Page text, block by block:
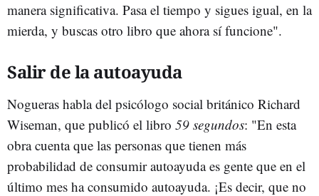
manera significativa. Pasa el tiempo y sigues igual, en la
mierda, y buscas otro libro que ahora sí funcione".
Salir de la autoayuda
Nogueras habla del psicólogo social británico Richard
Wiseman, que publicó el libro 59 segundos: "En esta
obra cuenta que las personas que tienen más
probabilidad de consumir autoayuda es gente que en el
último mes ha consumido autoayuda. ¡Es decir, que no